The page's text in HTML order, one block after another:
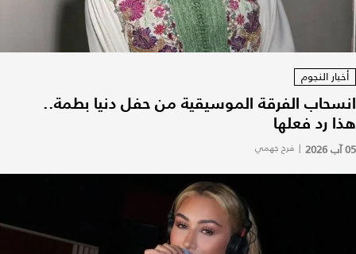
أخبار النجوم
انسحاب الفرقة الموسيقية من حفل دنيا بطمة..
هذا رد فعلها
05 آب 2026 | فرح جهمي